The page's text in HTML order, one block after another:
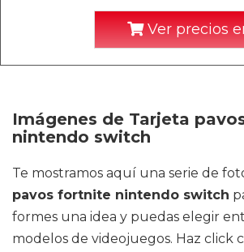
Ver precios
Imágenes de Tarjeta
nintendo switch
Te mostramos aquí una serie de
pavos fortnite nintendo switch
formes una idea y puedas elegir
modelos de videojuegos. Haz click